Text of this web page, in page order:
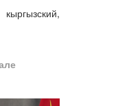
кыргызский,